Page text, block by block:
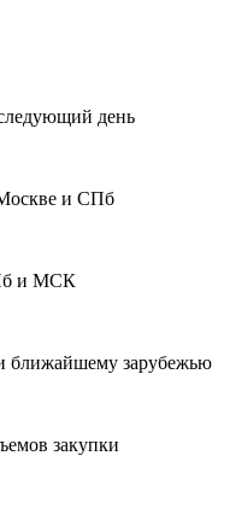
день
и СПб
и МСК
ближайшему зарубежью
закупки